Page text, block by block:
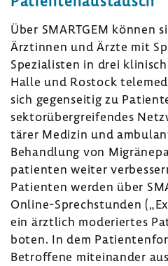
Über SMARTGEM können
Ärztinnen und Ärzte mit
Spezia­listen in drei
Halle und Rostock
sich gegen­seitig zu
sektor­über­grei­fendes
tärer Medizin und
Behand­lung von
patienten weiter
Pati­enten werden über
Online-​Sprechstunden
ein ärzt­lich mode­riertes
boten. In dem
Betrof­fene mitein­ander